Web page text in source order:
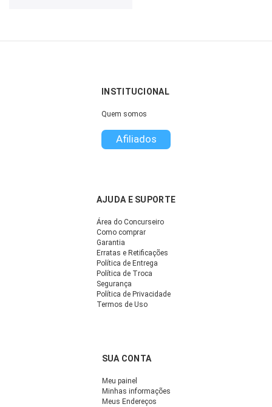
INSTITUCIONAL
Quem somos
Afiliados
AJUDA E SUPORTE
Área do Concurseiro
Como comprar
Garantia
Erratas e Retificações
Política de Entrega
Política de Troca
Segurança
Política de Privacidade
Termos de Uso
SUA CONTA
Meu painel
Minhas informações
Meus Endereços